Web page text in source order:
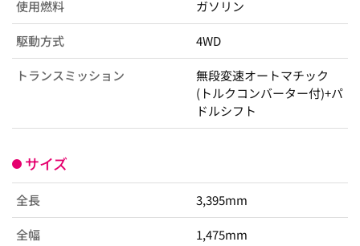
使用燃料 ガソリン
駆動方式 4WD
トランスミッション
無段変速オートマチック
(トルクコンバーター付)+パ
ドルシフト
サイズ
全長 3,395mm
全幅 1,475mm